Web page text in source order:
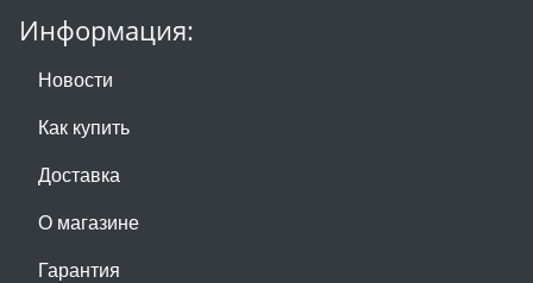
Информация:
Новости
Как купить
Доставка
О магазине
Гарантия